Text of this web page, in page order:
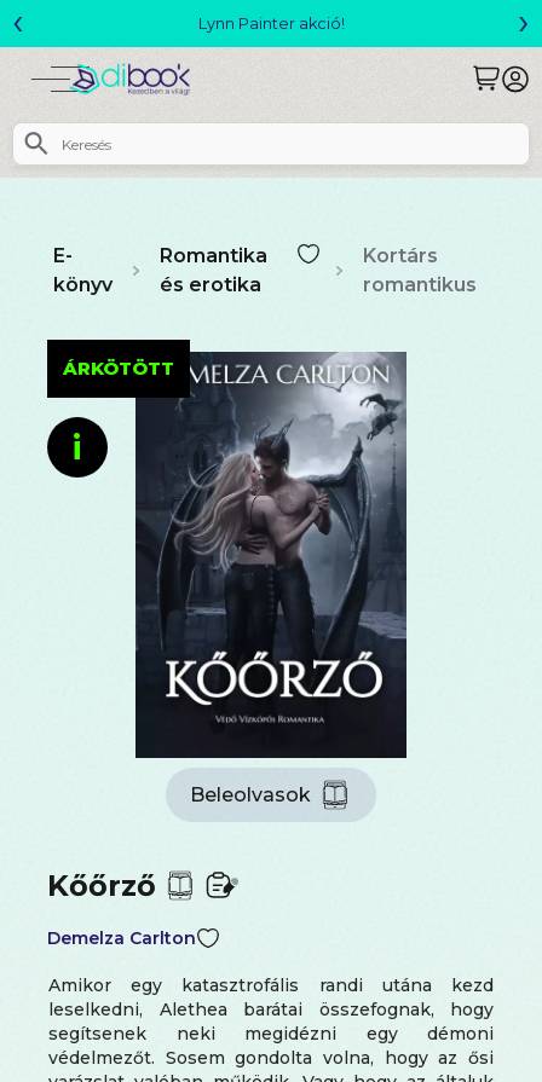
Megjelent! L. J. Shen: Legvadabb álmaimban szeretlek
‹ ›
E-
könyv
Romantika
és erotika
Kortárs
romantikus
ÁRKÖTÖTT
i
Beleolvasok
Kőőrző
Demelza Carlton
Amikor egy katasztrofális randi utána kezd
leselkedni, Alethea barátai összefognak, hogy
segítsenek neki megidézni egy démoni
védelmezőt. Sosem gondolta volna, hogy az ősi